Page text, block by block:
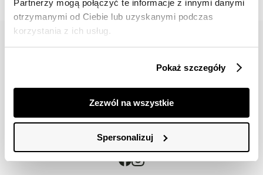
Partnerzy mogą połączyć te informacje z innymi danymi
otrzymanymi od Ciebie lub uzyskanymi podczas
korzystania z ich usług.
Pokaż szczegóły
Zezwól na wszystkie
Spersonalizuj
Znajdź nas